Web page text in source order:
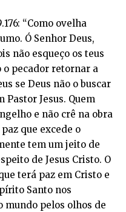
“Como ovelha
Ó Senhor Deus,
não esqueço os teus
o pecador retornar a
se Deus não o buscar
Pastor Jesus. Quem
e não crê na obra
que excede o
tem um jeito de
de Jesus Cristo. O
terá paz em Cristo e
Santo nos
mundo pelos olhos de